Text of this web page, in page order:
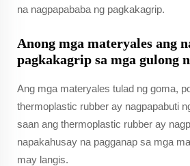
na nagpapababa ng pagkakagrip.
Anong mga materyales ang
pagkakagrip sa mga gulong
Ang mga materyales tulad ng goma,
thermoplastic rubber ay nagpapabuti
saan ang thermoplastic rubber ay
napakahusay na pagganap sa mga
may langis.